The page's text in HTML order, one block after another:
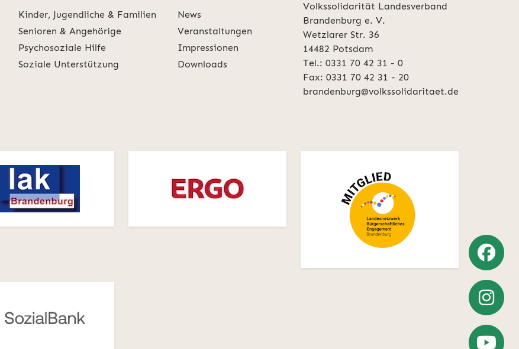
Kinder, Jugendliche & Familien
Senioren & Angehörige
Psychosoziale Hilfe
Soziale Unterstützung
News
Veranstaltungen
Impressionen
Downloads
Volkssolidarität Landesverband
Brandenburg e. V.
Wetzlarer Str. 36
14482 Potsdam
Tel.: 0331 70 42 31 - 0
Fax: 0331 70 42 31 - 20
brandenburg@volkssolidaritaet.de
Weiter
zu
Weiter